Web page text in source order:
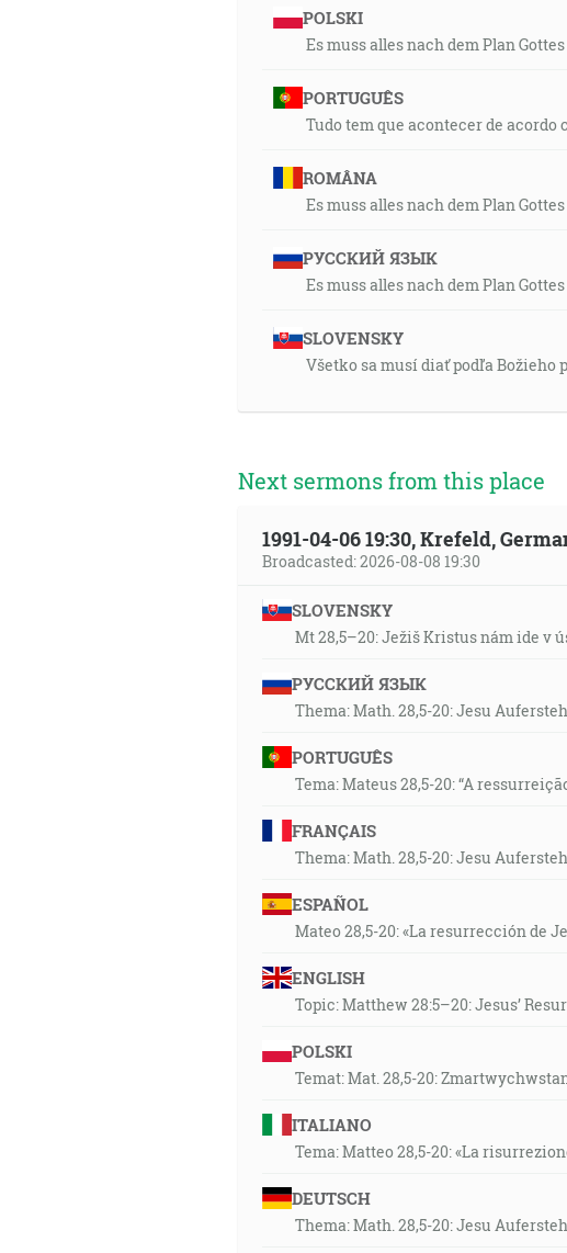
POLSKI
Es muss alles nach dem Plan
PORTUGUÊS
Tudo tem que acontecer de acordo
ROMÂNA
Es muss alles nach dem Plan
РУССКИЙ ЯЗЫК
Es muss alles nach dem Plan
SLOVENSKY
Všetko sa musí diať podľa Božieho
Next sermons from this place
1991-04-06 19:30, Krefeld,
Broadcasted: 2026-08-08 19:30
SLOVENSKY
Mt 28,5–20: Ježiš Kristus nám ide v
РУССКИЙ ЯЗЫК
Thema: Math. 28,5-20: Jesu
PORTUGUÊS
Tema: Mateus 28,5-20: “A
FRANÇAIS
Thema: Math. 28,5-20: Jesu
ESPAÑOL
Mateo 28,5-20: «La resurrección de
ENGLISH
Topic: Matthew 28:5–20: Jesus’
POLSKI
Temat: Mat. 28,5-20:
ITALIANO
Tema: Matteo 28,5-20: «La
DEUTSCH
Thema: Math. 28,5-20: Jesu